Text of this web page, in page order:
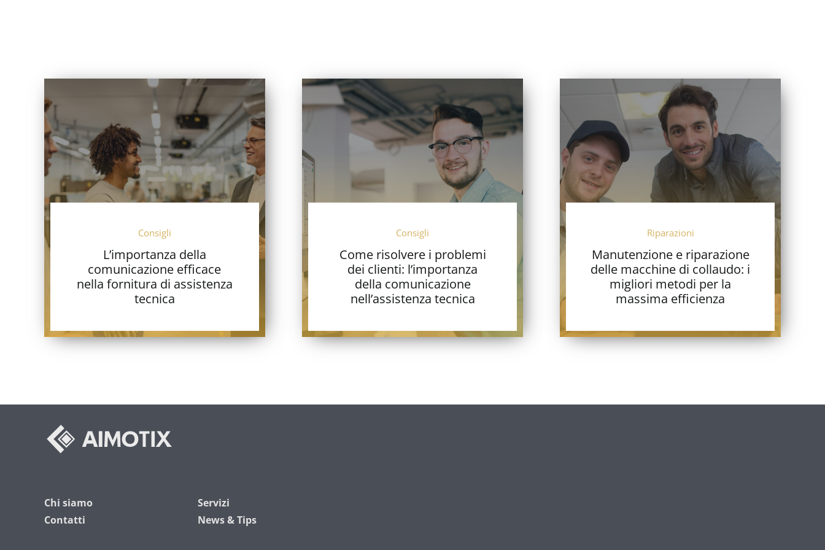
Consigli
L’importanza della
comunicazione efficace
nella fornitura di assistenza
tecnica
Consigli
Come risolvere i problemi
dei clienti: l’importanza
della comunicazione
nell’assistenza tecnica
Riparazioni
Manutenzione e riparazione
delle macchine di collaudo: i
migliori metodi per la
massima efficienza
Chi siamo
Contatti
Servizi
News & Tips